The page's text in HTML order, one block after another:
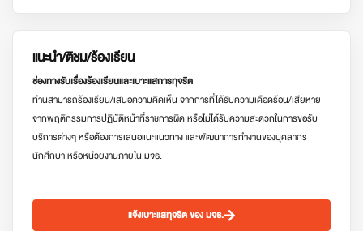
แนะนำ/ติชม/ร้องเรียน
ช่องทางรับเรื่องร้องเรียนและเบาะแสการทุจริต
ท่านสามารถร้องเรียน/เสนอความคิดเห็น จากการที่ได้รับความเดือดร้อน/เสียหาย
จากพฤติกรรมการปฏิบัติหน้าที่ราชการผิด หรือไม่ได้รับความสะดวกในการขอรับ
บริการต่างๆ หรือต้องการเสนอแนะแนวทาง และพัฒนาการทำงานของบุคลากร
นักศึกษา หรือหน่วยงานภายใน มจธ.
แจ้งเบาะแสทุจริต ของ มจธ.